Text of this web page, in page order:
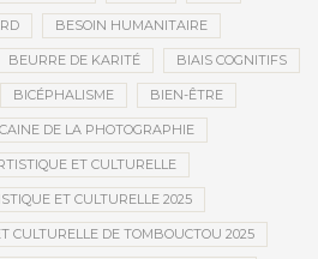
BESOIN HUMANITAIRE
BEURRE DE KARITÉ BIAIS COGNITIFS
BICÉPHALISME BIEN-ÊTRE
DE LA PHOTOGRAPHIE
ET CULTURELLE
ET CULTURELLE 2025
CULTURELLE DE TOMBOUCTOU 2025